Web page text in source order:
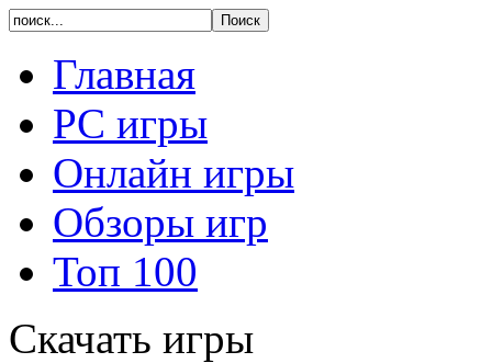
Главная
PC игры
Онлайн игры
Обзоры игр
Топ 100
Скачать игры